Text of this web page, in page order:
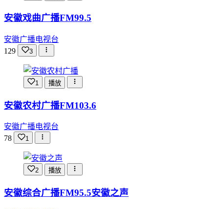
安徽戏曲广播FM99.5
安徽广播电视台
129
3
1 播放
安徽农村广播FM103.6
安徽广播电视台
78
1
2 播放
安徽综合广播FM95.5安徽之声